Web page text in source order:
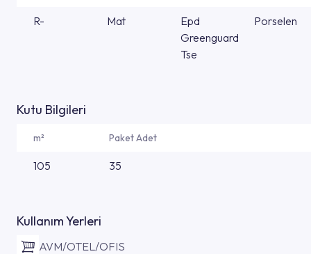
R- Mat
Epd
Greenguard
Tse
Porselen
Kutu Bilgileri
m² Paket Adet
105 35
Kullanım Yerleri
AVM/OTEL/OFIS